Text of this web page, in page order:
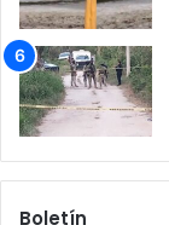
Boletín